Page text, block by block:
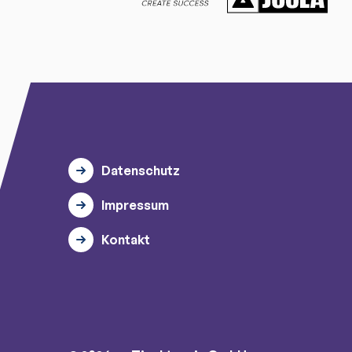
Datenschutz
Impressum
Kontakt